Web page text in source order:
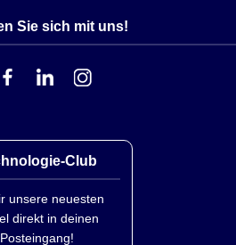
Sie sich mit uns!
Club
unsere neuesten
direkt in deinen
Posteingang!